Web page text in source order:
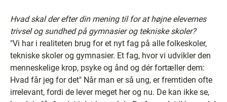
Hvad skal der efter din mening til for at højne elevernes
trivsel og sundhed på gymnasier og tekniske skoler?
"Vi har i realiteten brug for et nyt fag på alle folkeskoler,
tekniske skoler og gymnasier. Et fag, hvor vi udvikler den
menneskelige krop, psyke og ånd og dér fortæller dem:
Hvad får jeg for det" Når man er så ung, er fremtiden ofte
irrelevant, fordi de lever meget her og nu. De kan ikke se,